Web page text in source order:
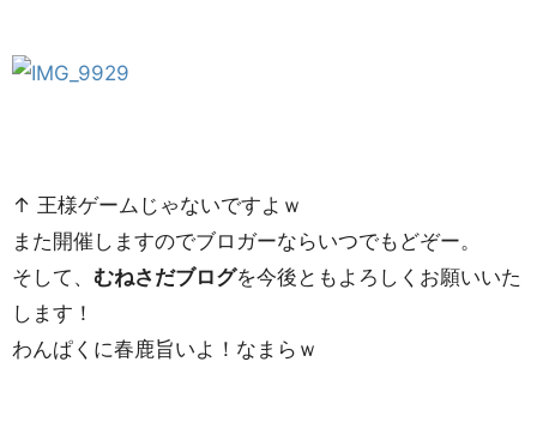
↑ 王様ゲームじゃないですよｗ
また開催しますのでブロガーならいつでもどぞー。
そして、 むねさだブログを今後ともよろしくお願いいた
します！
わんぱくに春鹿旨いよ！なまらｗ